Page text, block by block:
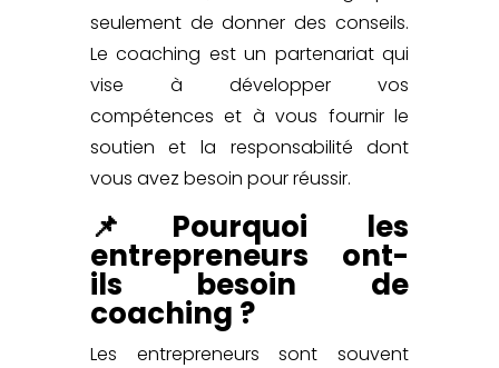
seulement de donner des conseils.
Le coaching est un partenariat qui
vise à développer vos
compétences et à vous fournir le
soutien et la responsabilité dont
vous avez besoin pour réussir.
📌Pourquoi les
entrepreneurs ont-
ils besoin de
coaching ?
Les entrepreneurs sont souvent